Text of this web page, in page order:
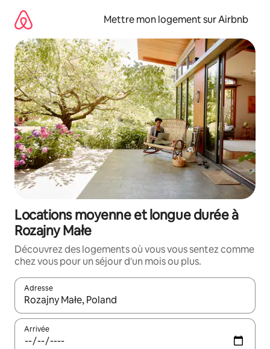
directement
contenu
Mettre mon logement sur Airbnb
Locations moyenne et longue durée à
Rozajny Małe
Découvrez des logements où vous vous sentez comme
chez vous pour un séjour d'un mois ou plus.
Adresse
Lorsque les résultats s'affichent, utilisez les flèches vers le
Arrivée